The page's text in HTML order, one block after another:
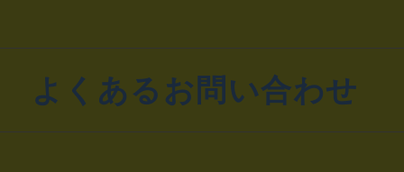
よくあるお問い合わせ